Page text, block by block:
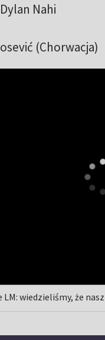
Nahi
(Chorwacja)
LM: wiedzieliśmy, że